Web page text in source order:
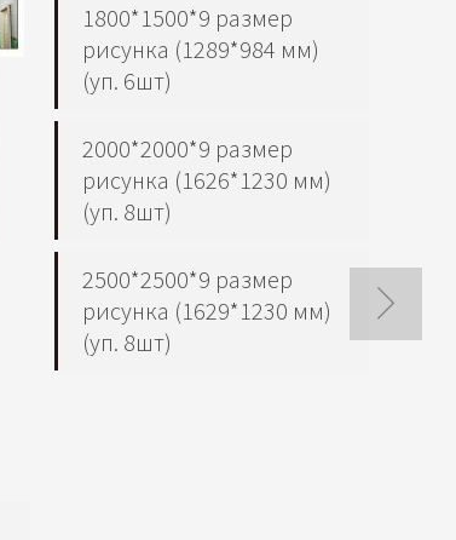
1800*1500*9 размер
рисунка (1289*984 мм)
(уп. 6шт)
2000*2000*9 размер
рисунка (1626*1230 мм)
(уп. 8шт)
2500*2500*9 размер
рисунка (1629*1230 мм)
(уп. 8шт)